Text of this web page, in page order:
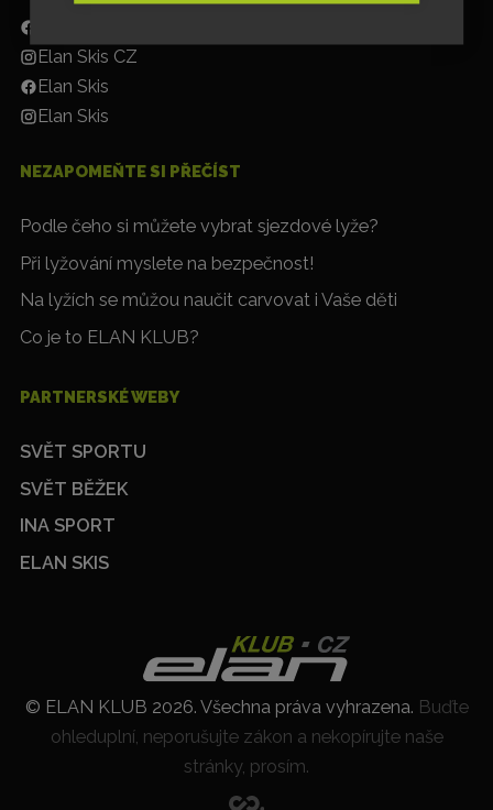
Elan Skis CZ
Elan Skis
Elan Skis
NEZAPOMEŇTE SI PŘEČÍST
Podle čeho si můžete vybrat sjezdové lyže?
Při lyžování myslete na bezpečnost!
Na lyžích se můžou naučit carvovat i Vaše děti
Co je to ELAN KLUB?
PARTNERSKÉ WEBY
SVĚT SPORTU
SVĚT BĚŽEK
INA SPORT
ELAN SKIS
© ELAN KLUB 2026. Všechna práva vyhrazena. Buďte
ohleduplní, neporušujte zákon a nekopírujte naše
stránky, prosím.